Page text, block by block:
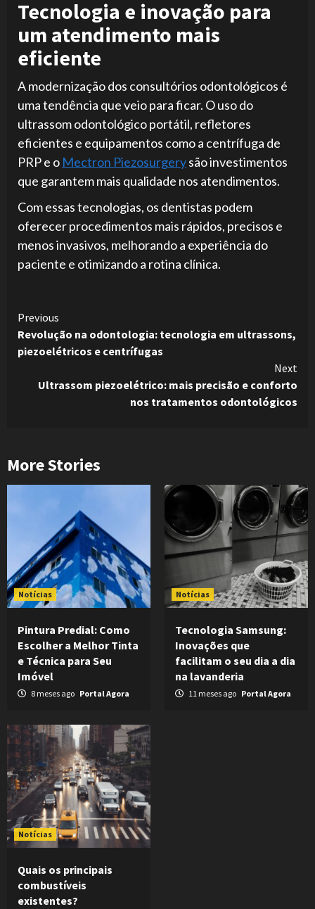
Tecnologia e inovação para
um atendimento mais
eficiente
A modernização dos consultórios odontológicos é
uma tendência que veio para ficar. O uso do
ultrassom odontológico portátil, refletores
eficientes e equipamentos como a centrífuga de
PRP e o Mectron Piezosurgerysão investimentos
que garantem mais qualidade nos atendimentos.
Com essas tecnologias, os dentistas podem
oferecer procedimentos mais rápidos, precisos e
menos invasivos, melhorando a experiência do
paciente e otimizando a rotina clínica.
Continue
Reading
Previous
Revolução na odontologia: tecnologia em ultrassons,
piezoelétricos e centrífugas
Next
Ultrassom piezoelétrico: mais precisão e conforto
nos tratamentos odontológicos
More Stories
Notícias
Pintura Predial: Como
Escolher a Melhor Tinta
e Técnica para Seu
Imóvel
8 meses ago Portal Agora
Notícias
Tecnologia Samsung:
Inovações que
facilitam o seu dia a dia
na lavanderia
11 meses ago Portal Agora
Notícias
Quais os principais
combustíveis
existentes?